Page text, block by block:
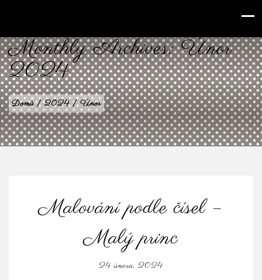
Monthly Archives:Únor
2024
Domů|2024|Únor
Malování podle čísel –
Malý princ
24 února, 2024